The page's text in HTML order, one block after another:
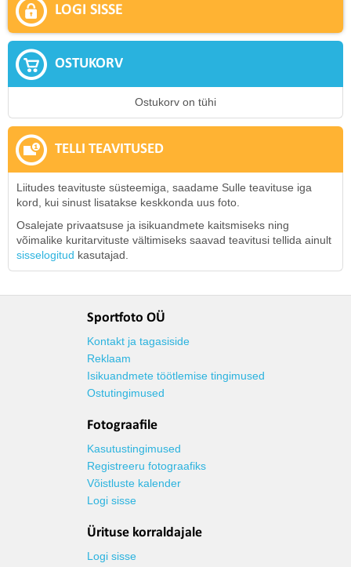
LOGI SISSE
OSTUKORV
Ostukorv on tühi
TELLI TEAVITUSED
Liitudes teavituste süsteemiga, saadame Sulle teavituse iga
kord, kui sinust lisatakse keskkonda uus foto.
Osalejate privaatsuse ja isikuandmete kaitsmiseks ning
võimalike kuritarvituste vältimiseks saavad teavitusi tellida ainult
sisselogitud kasutajad.
Sportfoto OÜ
Kontakt ja tagasiside
Reklaam
Isikuandmete töötlemise tingimused
Ostutingimused
Fotograafile
Kasutustingimused
Registreeru fotograafiks
Võistluste kalender
Logi sisse
Ürituse korraldajale
Logi sisse